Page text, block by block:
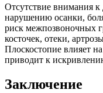
Отсутствие внимания
нарушению осанки,
риск межпозвоночных
косточек, отеки,
Плоскостопие влияет
приводит к
Заключение